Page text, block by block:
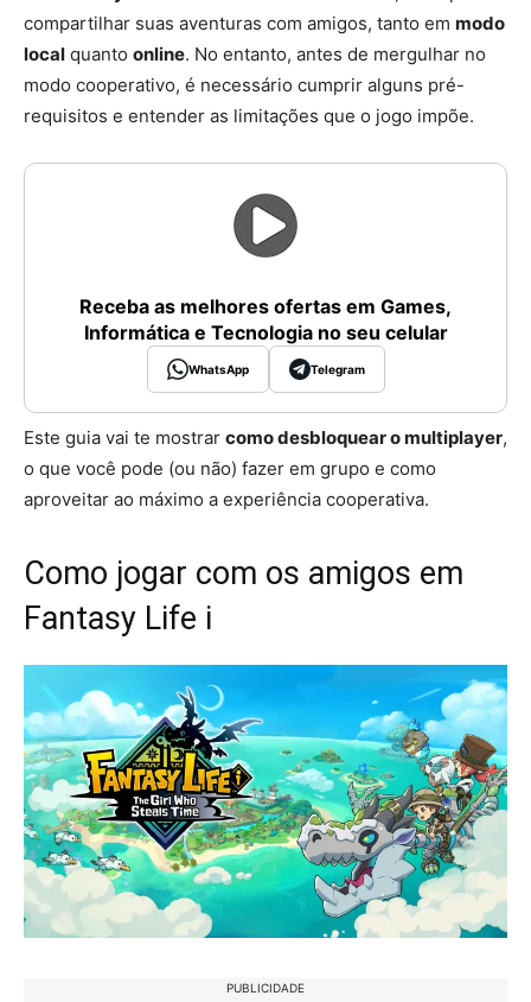
compartilhar suas aventuras com amigos, tanto em modo
local quanto online. No entanto, antes de mergulhar no
modo cooperativo, é necessário cumprir alguns pré-
requisitos e entender as limitações que o jogo impõe.
Receba as melhores ofertas em Games,
Informática e Tecnologia no seu celular
WhatsApp Telegram
Este guia vai te mostrar como desbloquear o multiplayer,
o que você pode (ou não) fazer em grupo e como
aproveitar ao máximo a experiência cooperativa.
Como jogar com os amigos em
Fantasy Life i
PUBLICIDADE